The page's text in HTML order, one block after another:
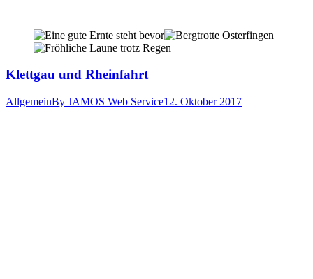
Klettgau und Rheinfahrt
AllgemeinBy JAMOS Web Service12. Oktober 2017